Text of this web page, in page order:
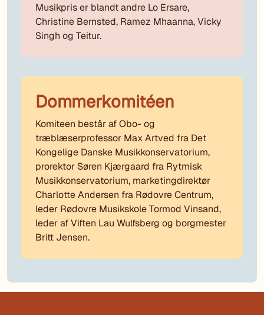
Musikpris er blandt andre Lo Ersare,
Christine Bernsted, Ramez Mhaanna, Vicky
Singh og Teitur.
Dommerkomitéen
Komiteen består af Obo- og
træblæserprofessor Max Artved fra Det
Kongelige Danske Musikkonservatorium,
prorektor Søren Kjærgaard fra Rytmisk
Musikkonservatorium, marketingdirektør
Charlotte Andersen fra Rødovre Centrum,
leder Rødovre Musikskole Tormod Vinsand,
leder af Viften Lau Wulfsberg og borgmester
Britt Jensen.